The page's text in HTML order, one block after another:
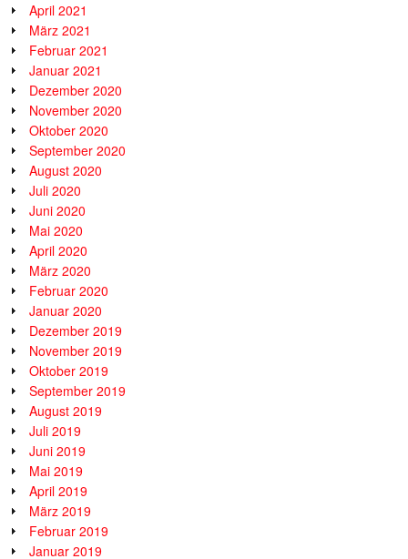
April 2021
März 2021
Februar 2021
Januar 2021
Dezember 2020
November 2020
Oktober 2020
September 2020
August 2020
Juli 2020
Juni 2020
Mai 2020
April 2020
März 2020
Februar 2020
Januar 2020
Dezember 2019
November 2019
Oktober 2019
September 2019
August 2019
Juli 2019
Juni 2019
Mai 2019
April 2019
März 2019
Februar 2019
Januar 2019